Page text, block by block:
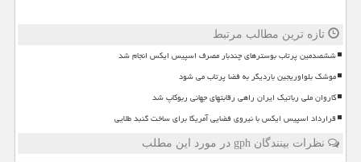
تازه ترین مطالب مرتبط
ششصدمین پرتاب بوسترهای چندبار مصرف اسپیس ایکس انجام شد
موشک بلواوریجین باردیگر به فضا پرتاب می شود
کاروان ملی رباتیک ایران راهی رقابتهای جهانی ربوکاپ شد
قرارداد اسپیس ایکس با نیروی فضایی آمریکا برای ساخت گنبد طلایی
نظرات بینندگان gph در مورد این مطلب